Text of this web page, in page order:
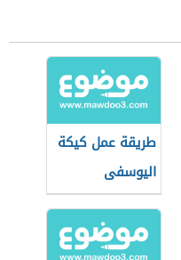
طريقة عمل كيكة
اليوسفى